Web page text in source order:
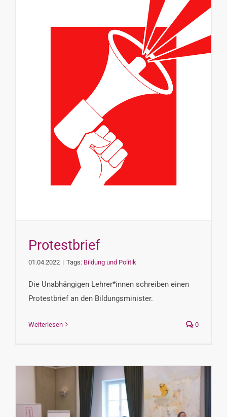
Protestbrief
01.04.2022 | Tags: Bildung und Politik
Die Unabhängigen Lehrer*innen schreiben einen
Protestbrief an den Bildungsminister.
Weiterlesen 0